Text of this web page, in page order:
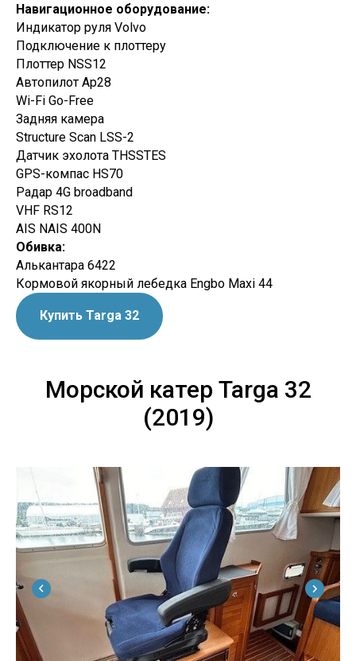
Навигационное оборудование:
Индикатор руля Volvo
Подключение к плоттеру
Плоттер NSS12
Автопилот Ap28
Wi-Fi Go-Free
Задняя камера
Structure Scan LSS-2
Датчик эхолота THSSTES
GPS-компас HS70
Радар 4G broadband
VHF RS12
AIS NAIS 400N
Обивка:
Алькантара 6422
Кормовой якорный лебедка Engbo Maxi 44
Купить Targa 32
Морской катер Targa 32
(2019)